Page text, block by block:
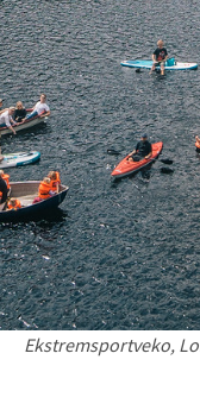
Ekstremsportveko,